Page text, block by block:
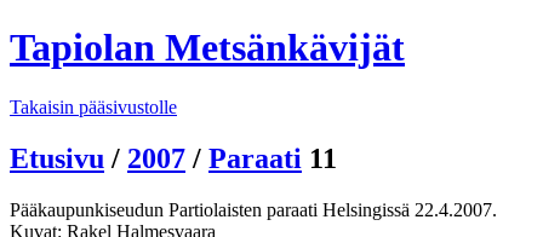
Tapiolan Metsänkävijät
Takaisin pääsivustolle
Etusivu / 2007 / Paraati 11
Pääkaupunkiseudun Partiolaisten paraati Helsingissä 22.4.2007.
Kuvat: Rakel Halmesvaara